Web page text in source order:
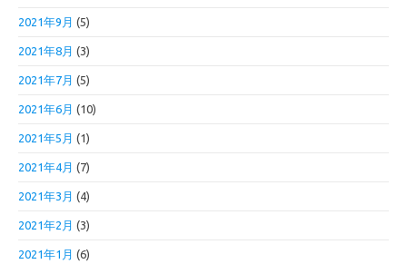
2021年9月 (5)
2021年8月 (3)
2021年7月 (5)
2021年6月 (10)
2021年5月 (1)
2021年4月 (7)
2021年3月 (4)
2021年2月 (3)
2021年1月 (6)